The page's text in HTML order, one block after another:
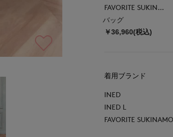
FAVORITE SUKINAMONO
バッグ
￥36,960(税込)
着用ブランド
INED
INED L
FAVORITE